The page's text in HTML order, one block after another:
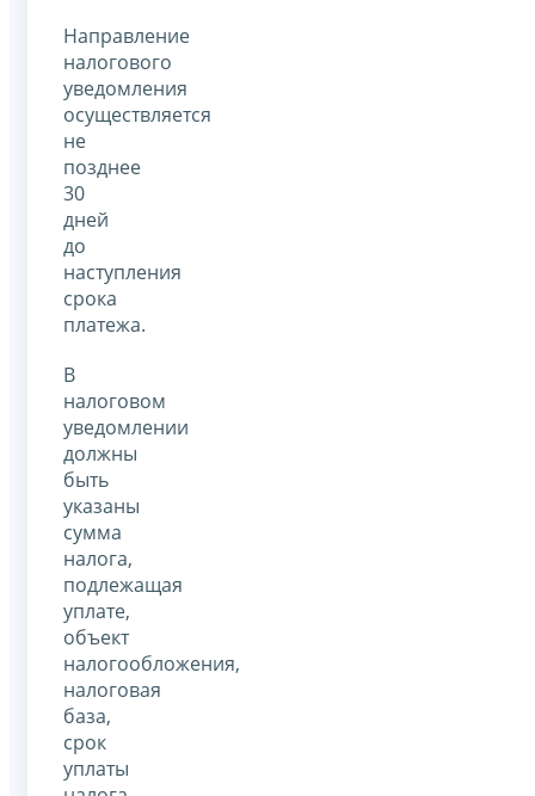
Направление
налогового
уведомления
осуществляется
не
позднее
30
дней
до
наступления
срока
платежа.
В
налоговом
уведомлении
должны
быть
указаны
сумма
налога,
подлежащая
уплате,
объект
налогообложения,
налоговая
база,
срок
уплаты